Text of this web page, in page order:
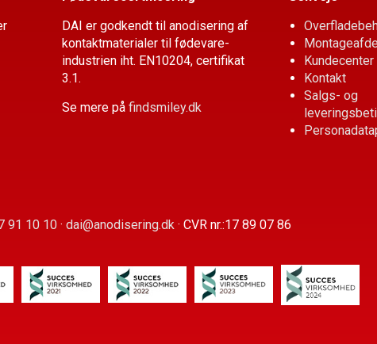
DAI er godkendt til anodisering af
kontaktmaterialer til fødevare­
industrien iht. EN10204, certifikat
3.1.
Se mere på findsmiley.dk
Kundecenter
Kontakt
Salgs- og
91 10 10 · dai@anodisering.dk · CVR nr.:17 89 07 86